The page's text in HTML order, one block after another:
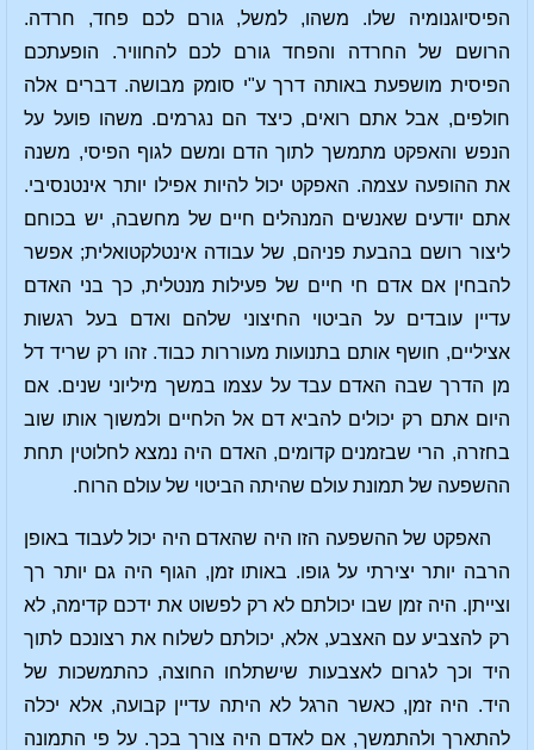
הפיסיוגנומיה שלו. משהו, למשל, גורם לכם פחד, חרדה.
הרושם של החרדה והפחד גורם לכם להחוויר. הופעתכם
הפיסית מושפעת באותה דרך ע"י סומק מבושה. דברים אלה
חולפים, אבל אתם רואים, כיצד הם נגרמים. משהו פועל על
הנפש והאפקט מתמשך לתוך הדם ומשם לגוף הפיסי, משנה
את ההופעה עצמה. האפקט יכול להיות אפילו יותר אינטנסיבי.
אתם יודעים שאנשים המנהלים חיים של מחשבה, יש בכוחם
ליצור רושם בהבעת פניהם, של עבודה אינטלקטואלית; אפשר
להבחין אם אדם חי חיים של פעילות מנטלית, כך בני האדם
עדיין עובדים על הביטוי החיצוני שלהם ואדם בעל רגשות
אציליים, חושף אותם בתנועות מעוררות כבוד. זהו רק שריד דל
מן הדרך שבה האדם עבד על עצמו במשך מיליוני שנים. אם
היום אתם רק יכולים להביא דם אל הלחיים ולמשוך אותו שוב
בחזרה, הרי שבזמנים קדומים, האדם היה נמצא לחלוטין תחת
ההשפעה של תמונת עולם שהיתה הביטוי של עולם הרוח.
האפקט של ההשפעה הזו היה שהאדם היה יכול לעבוד באופן
הרבה יותר יצירתי על גופו. באותו זמן, הגוף היה גם יותר רך
וצייתן. היה זמן שבו יכולתם לא רק לפשוט את ידכם קדימה, לא
רק להצביע עם האצבע, אלא, יכולתם לשלוח את רצונכם לתוך
היד וכך לגרום לאצבעות שישתלחו החוצה, כהתמשכות של
היד. היה זמן, כאשר הרגל לא היתה עדיין קבועה, אלא יכלה
להתארך ולהתמשך, אם לאדם היה צורך בכך. על פי התמונה